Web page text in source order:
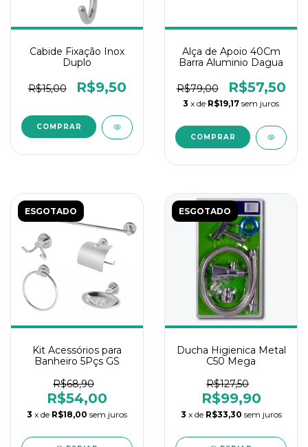
Cabide Fixação Inox
Duplo
R$15,00 R$9,50
Alça de Apoio 40Cm
Barra Aluminio Dagua
R$79,00 R$57,50
3 x de R$19,17 sem juros
ESGOTADO
Kit Acessórios para
Banheiro 5Pçs GS
R$68,90
R$54,00
3 x de R$18,00 sem juros
ESGOTADO
Ducha Higienica Metal
C50 Mega
R$127,50
R$99,90
3 x de R$33,30 sem juros